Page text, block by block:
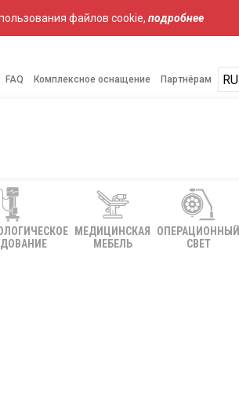
файлов cookie, подробнее
FAQ Комплексное оснащение Партнёрам RU
UA
МЕДИЦИНСКАЯ
МЕБЕЛЬ
ОПЕРАЦИОННЫЙ
СВЕТ